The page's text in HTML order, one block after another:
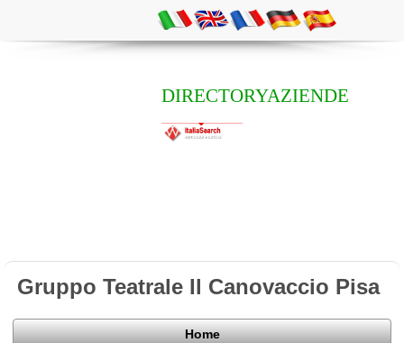
DIRECTORYAZIENDE
Gruppo Teatrale Il Canovaccio Pisa
Home